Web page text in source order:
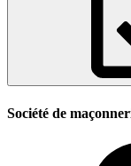
Société de